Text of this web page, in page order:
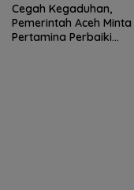
Cegah Kegaduhan,
Pemerintah Aceh Minta
Pertamina Perbaiki